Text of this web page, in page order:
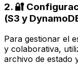
2. 🔐
(S3 y
Para gestionar el
y colaborativa,
archivo de estado